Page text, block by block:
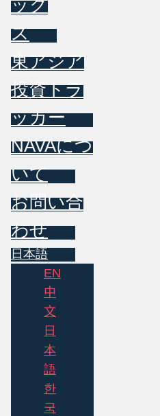
ック
ス
東アジア
投資トラ
ッカー
NAVAにつ
いて
お問い合
わせ
日本語
EN
中
文
日
本
語
한
국